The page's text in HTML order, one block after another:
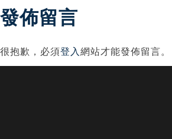
覽
發佈留言
很抱歉，必須登入網站才能發佈留言。